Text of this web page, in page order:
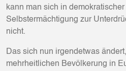
kann man sich in
Selbstermächtigung zur
nicht.
Das sich nun irgendetwas
mehrheitlichen Bevölkerung in